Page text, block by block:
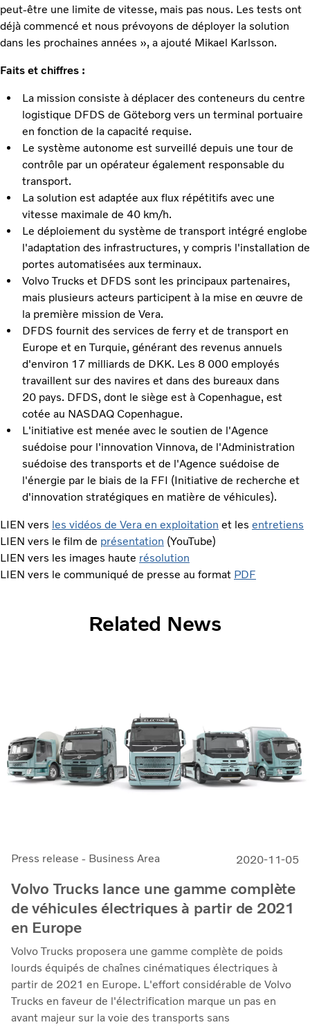
peut-être une limite de vitesse, mais pas nous. Les tests ont
déjà commencé et nous prévoyons de déployer la solution
dans les prochaines années », a ajouté Mikael Karlsson.
Faits et chiffres :
La mission consiste à déplacer des conteneurs du centre
logistique DFDS de Göteborg vers un terminal portuaire
en fonction de la capacité requise.
Le système autonome est surveillé depuis une tour de
contrôle par un opérateur également responsable du
transport.
La solution est adaptée aux flux répétitifs avec une
vitesse maximale de 40 km/h.
Le déploiement du système de transport intégré englobe
l'adaptation des infrastructures, y compris l'installation de
portes automatisées aux terminaux.
Volvo Trucks et DFDS sont les principaux partenaires,
mais plusieurs acteurs participent à la mise en œuvre de
la première mission de Vera.
DFDS fournit des services de ferry et de transport en
Europe et en Turquie, générant des revenus annuels
d'environ 17 milliards de DKK. Les 8 000 employés
travaillent sur des navires et dans des bureaux dans
20 pays. DFDS, dont le siège est à Copenhague, est
cotée au NASDAQ Copenhague.
L'initiative est menée avec le soutien de l'Agence
suédoise pour l'innovation Vinnova, de l'Administration
suédoise des transports et de l'Agence suédoise de
l'énergie par le biais de la FFI (Initiative de recherche et
d'innovation stratégiques en matière de véhicules).
LIEN vers les vidéos de Vera en exploitation et les entretiens
LIEN vers le film de présentation (YouTube)
LIEN vers les images haute résolution
LIEN vers le communiqué de presse au format PDF
Related News
Press release - Business Area 2020-11-05
Volvo Trucks lance une gamme complète
de véhicules électriques à partir de 2021
en Europe
Volvo Trucks proposera une gamme complète de poids
lourds équipés de chaînes cinématiques électriques à
partir de 2021 en Europe. L'effort considérable de Volvo
Trucks en faveur de l'électrification marque un pas en
avant majeur sur la voie des transports sans